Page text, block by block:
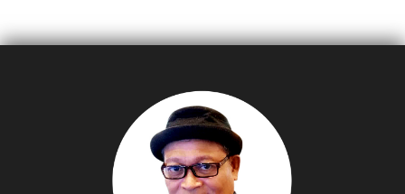
2023 ตอกย้ำการเป็น “The